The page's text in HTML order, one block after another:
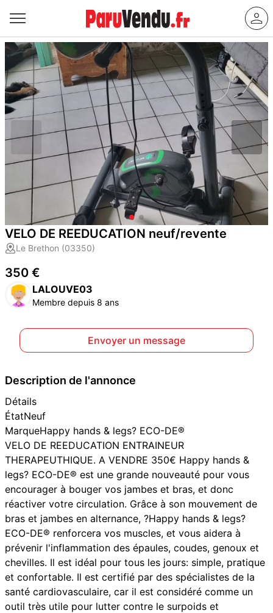
VELO DE REEDUCATION neuf/revente
Le Brethon (03350)
350 €
LALOUVE03
Membre depuis 8 ans
Envoyer un message
Description de l'annonce
Détails
ÉtatNeuf
MarqueHappy hands & legs? ECO-DE®
VELO DE REEDUCATION ENTRAINEUR
THERAPEUTHIQUE. A VENDRE 350€ Happy hands &
legs? ECO-DE® est une grande nouveauté pour vous
encourager à bouger vos jambes et bras, et donc
réactiver votre circulation. Grâce à son mouvement de
bras et jambes en alternance, ?Happy hands & legs?
ECO-DE® renforcera vos muscles, et vous aidera à
prévenir l'inflammation des épaules, coudes, genoux et
chevilles. Il est idéal pour tous les jours: simple, pratique
et confortable. Il est certifié par des spécialistes de la
santé cardiovasculaire, car il est considéré comme un
outil très utile pour lutter contre le surpoids et